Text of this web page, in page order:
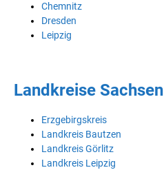
Chemnitz
Dresden
Leipzig
Landkreise Sachsen
Erzgebirgskreis
Landkreis Bautzen
Landkreis Görlitz
Landkreis Leipzig